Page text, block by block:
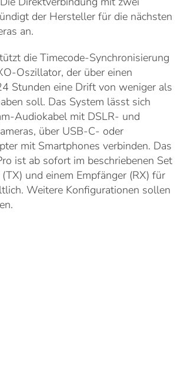
der Hersteller für die nächsten
an.
die Timecode-Synchronisierung
Oszillator, der über einen
Stunden eine Drift von weniger als
soll. Das System lässt sich
Audiokabel mit DSLR- und
über USB-C- oder
mit Smartphones verbinden. Das
ist ab sofort im beschriebenen Set
und einem Empfänger (RX) für
Weitere Konfigurationen sollen